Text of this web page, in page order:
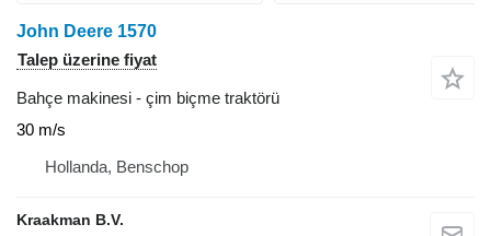
John Deere 1570
Talep üzerine fiyat
Bahçe makinesi - çim biçme traktörü
30 m/s
Hollanda, Benschop
Kraakman B.V.